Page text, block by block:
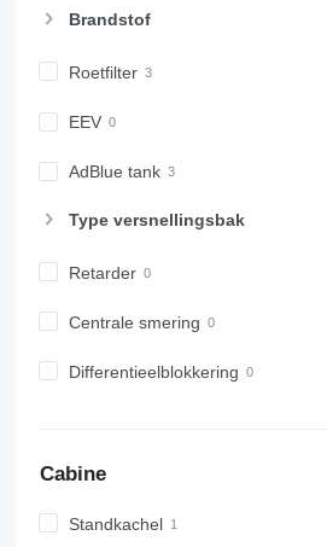
Brandstof
Roetfilter
EEV
AdBlue tank
Type versnellingsbak
Retarder
Centrale smering
Differentieelblokkering
Cabine
Standkachel